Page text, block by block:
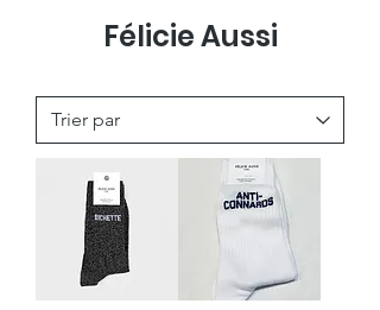
Félicie Aussi